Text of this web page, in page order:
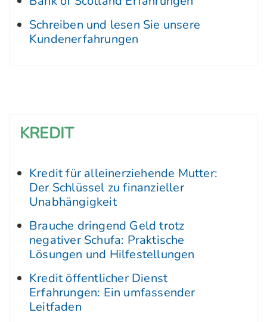
Schreiben und lesen Sie unsere
Kundenerfahrungen
KREDIT
Kredit für alleinerziehende Mutter:
Der Schlüssel zu finanzieller
Unabhängigkeit
Brauche dringend Geld trotz
negativer Schufa: Praktische
Lösungen und Hilfestellungen
Kredit öffentlicher Dienst
Erfahrungen: Ein umfassender
Leitfaden